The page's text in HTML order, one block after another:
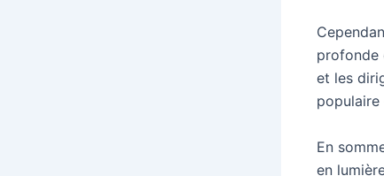
profonde
et les
En
en